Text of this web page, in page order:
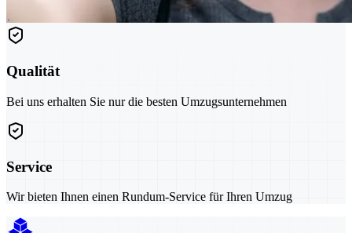
Qualität
Bei uns erhalten Sie nur die besten Umzugsunternehmen
Service
Wir bieten Ihnen einen Rundum-Service für Ihren Umzug